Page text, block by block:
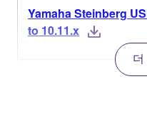
Yamaha Steinberg
to 10.11.x
더